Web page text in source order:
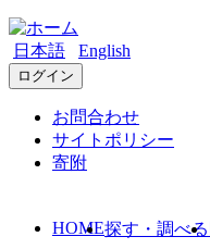
日本語 English
ログイン
お問合わせ
サイトポリシー
寄附
HOME探す・調べる